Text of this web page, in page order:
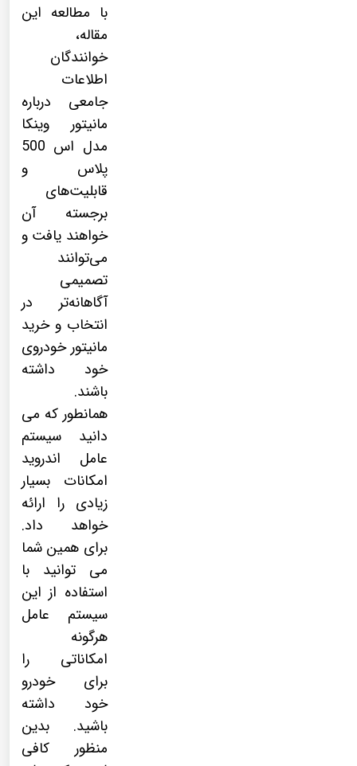
با مطالعه این
مقاله،
خوانندگان
اطلاعات
جامعی درباره
مانیتور وینکا
مدل اس 500
پلاس و
قابلیت‌های
برجسته آن
خواهند یافت و
می‌توانند
تصمیمی
آگاهانه‌تر در
انتخاب و خرید
مانیتور خودروی
خود داشته
باشند.
همانطور که می
دانید سیستم
عامل اندروید
امکانات بسیار
زیادی را ارائه
خواهد داد.
برای همین شما
می توانید با
استفاده از این
سیستم عامل
هرگونه
امکاناتی را
برای خودرو
خود داشته
باشید. بدین
منظور کافی